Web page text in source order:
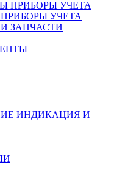
УЧЕТА
ЗАПЧАСТИ
ИНДИКАЦИЯ И